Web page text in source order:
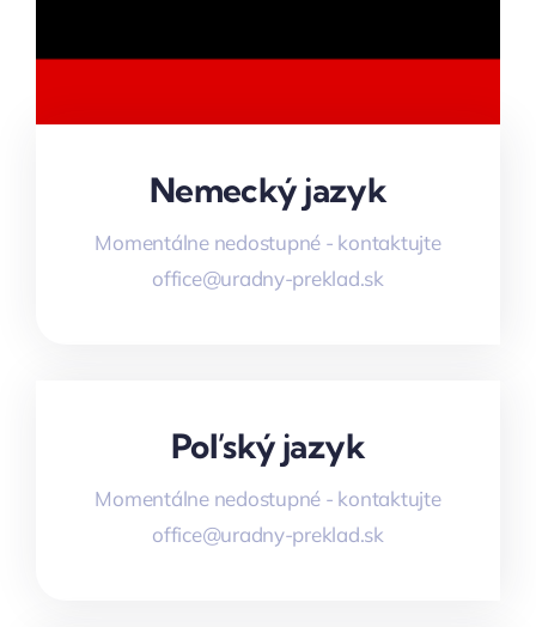
Nemecký jazyk
Momentálne nedostupné - kontaktujte
office@uradny-preklad.sk
Poľský jazyk
Momentálne nedostupné - kontaktujte
office@uradny-preklad.sk